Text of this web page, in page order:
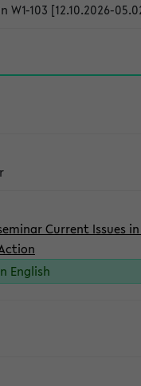
W1-103 [12.10.2026-
Current Issues
English